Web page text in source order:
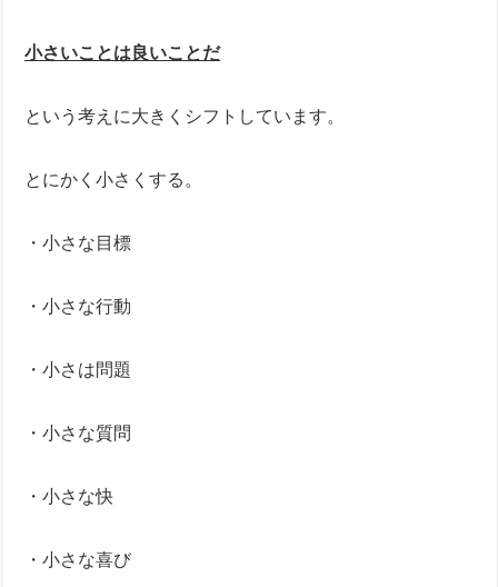
小さいことは良いことだ
という考えに大きくシフトしています。
とにかく小さくする。
・小さな目標
・小さな行動
・小さは問題
・小さな質問
・小さな快
・小さな喜び